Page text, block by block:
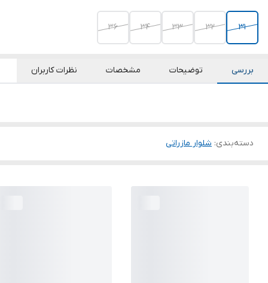
31
32
33
34
36
بررسی توضیحات مشخصات نظرات کاربران
دسته‌بندی: شلوار مازراتی